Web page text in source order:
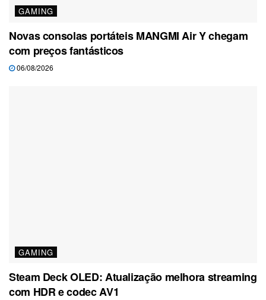
GAMING
Novas consolas portáteis MANGMI Air Y chegam
com preços fantásticos
06/08/2026
GAMING
Steam Deck OLED: Atualização melhora streaming
com HDR e codec AV1